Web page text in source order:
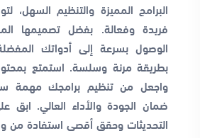
البرامج المميزة والتنظيم السهل،
فريدة وفعالة. بفضل تصميمها
الوصول بسرعة إلى أدواتك
بطريقة مرنة وسلسة. استمتع
واجعل من تنظيم برامجك مهمة
ضمان الجودة والأداء العالي. ابق
التحديثات وحقق أقصى استفادة